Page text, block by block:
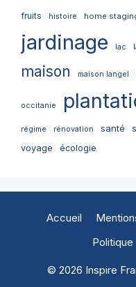
fruits histoire home
jardinage lac
maison maison langel
occitanie
régime rénovation santé
voyage écologie
Accueil
© 2026 Inspire